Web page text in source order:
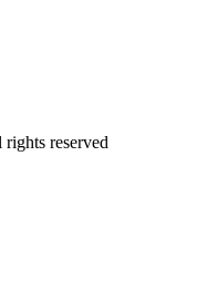
reserved